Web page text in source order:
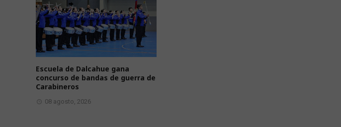
Escuela de Dalcahue gana
concurso de bandas de guerra de
Carabineros
08 agosto, 2026